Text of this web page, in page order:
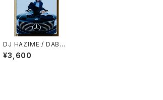
DJ HAZIME / DABO
「PLATINUM TONGU
E」SPECIAL SAMPLE
¥3,600